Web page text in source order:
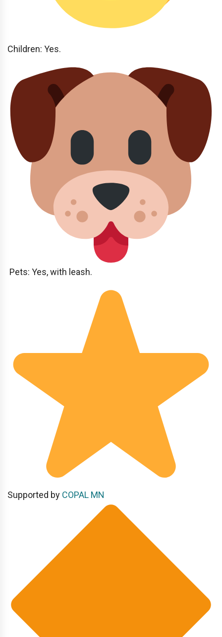
Children: Yes.
Pets: Yes, with leash.
Supported by COPAL MN